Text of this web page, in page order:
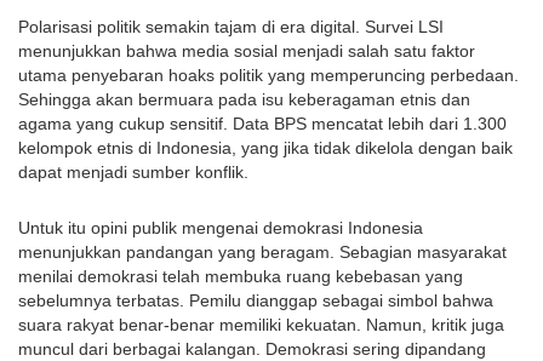
Polarisasi politik semakin tajam di era digital. Survei LSI
menunjukkan bahwa media sosial menjadi salah satu faktor
utama penyebaran hoaks politik yang memperuncing perbedaan.
Sehingga akan bermuara pada isu keberagaman etnis dan
agama yang cukup sensitif. Data BPS mencatat lebih dari 1.300
kelompok etnis di Indonesia, yang jika tidak dikelola dengan baik
dapat menjadi sumber konflik.
Untuk itu opini publik mengenai demokrasi Indonesia
menunjukkan pandangan yang beragam. Sebagian masyarakat
menilai demokrasi telah membuka ruang kebebasan yang
sebelumnya terbatas. Pemilu dianggap sebagai simbol bahwa
suara rakyat benar-benar memiliki kekuatan. Namun, kritik juga
muncul dari berbagai kalangan. Demokrasi sering dipandang